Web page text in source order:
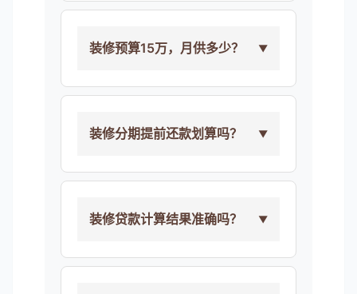
装修预算15万，月供多少？
装修分期提前还款划算吗？
装修贷款计算结果准确吗？